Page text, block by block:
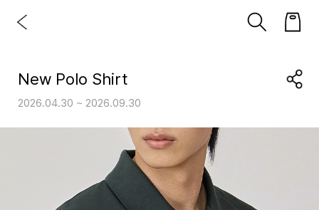
New Polo Shirt
2026.04.30 ~ 2026.09.30